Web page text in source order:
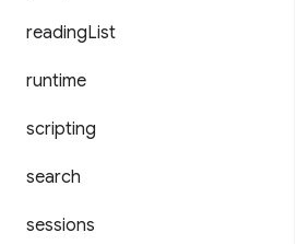
readingList
runtime
scripting
search
sessions